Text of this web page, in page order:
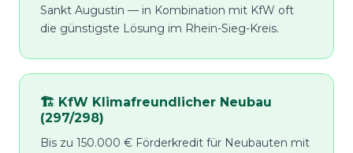
Sankt Augustin — in Kombination mit KfW oft
die günstigste Lösung im Rhein-Sieg-Kreis.
🏗️ KfW Klimafreundlicher Neubau
(297/298)
Bis zu 150.000 € Förderkredit für Neubauten mit